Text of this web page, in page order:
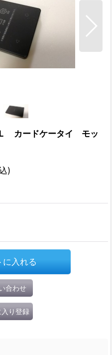
カードケータイ モッ
)
に入れる
合わせ
入り登録